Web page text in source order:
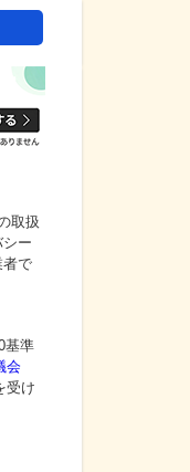
取扱
ー
者で
基準
会
受け